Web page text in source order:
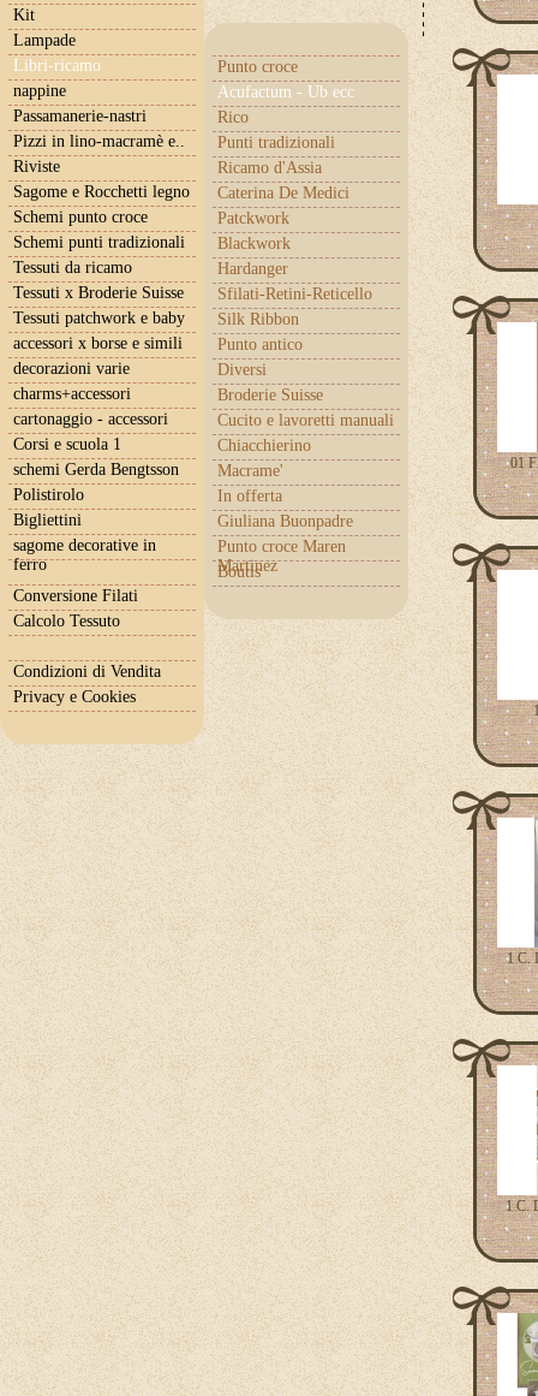
Kit
Lampade
Libri-ricamo
Punto croce
Acufactum - Ub ecc
Rico
Punti tradizionali
Ricamo d'Assia
Caterina De Medici
Patckwork
Blackwork
Hardanger
Sfilati-Retini-Reticello
Silk Ribbon
Punto antico
Diversi
Broderie Suisse
Cucito e lavoretti manuali
Chiacchierino
Macrame'
In offerta
Giuliana Buonpadre
Punto croce Maren
Martinez
Boutis
nappine
Passamanerie-nastri
Pizzi in lino-macramè e..
Riviste
Sagome e Rocchetti legno
Schemi punto croce
Schemi punti tradizionali
Tessuti da ricamo
Tessuti x Broderie Suisse
Tessuti patchwork e baby
accessori x borse e simili
decorazioni varie
charms+accessori
cartonaggio - accessori
Corsi e scuola 1
schemi Gerda Bengtsson
Polistirolo
Bigliettini
sagome decorative in
ferro
Conversione Filati
Calcolo Tessuto
Condizioni di Vendita
Privacy e Cookies
01
1 C.
1 C.